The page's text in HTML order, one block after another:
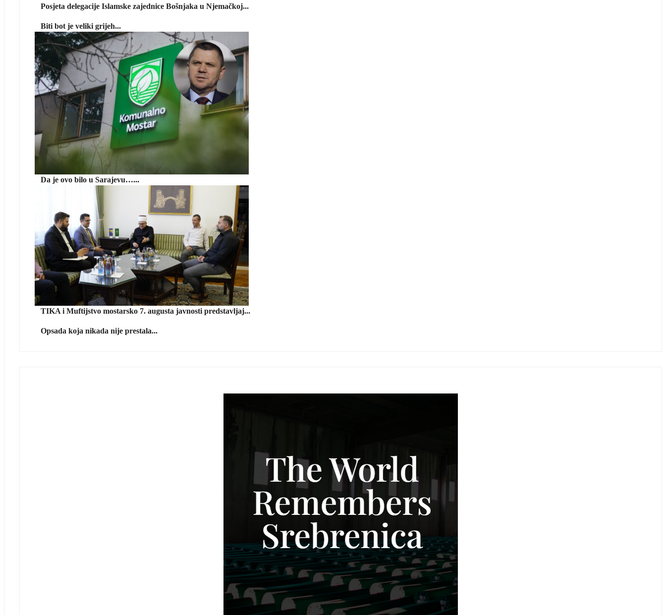
Posjeta delegacije Islamske zajednice Bošnjaka u Njemačkoj...
Biti bot je veliki grijeh...
Da je ovo bilo u Sarajevu…...
TIKA i Muftijstvo mostarsko 7. augusta javnosti predstavljaj...
Opsada koja nikada nije prestala...